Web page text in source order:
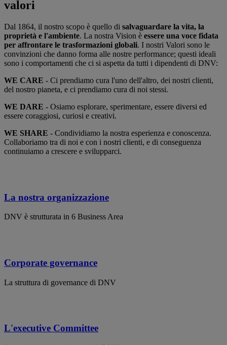
valori
Dal 1864, il nostro scopo è quello di salvaguardare la vita, la
proprietà e l'ambiente. La nostra Vision è essere una voce fidata
per affrontare le trasformazioni globali. I nostri Valori sono le
convinzioni che danno forma alle nostre performance; questi ideali
sono i comportamenti che ci si aspetta da tutti i dipendenti di DNV:
WE CARE - Ci prendiamo cura l'uno dell'altro, dei nostri clienti,
del nostro pianeta, e ci prendiamo cura di noi stessi.
WE DARE - Osiamo esplorare, sperimentare, essere diversi ed
essere coraggiosi, curiosi e creativi.
WE SHARE - Condividiamo la nostra esperienza e conoscenza.
Collaboriamo tra di noi e con i nostri clienti, e di conseguenza
continuiamo a crescere e svilupparci.
La nostra organizzazione
DNV è strutturata in 6 Business Area
Corporate governance
La struttura di governance di DNV
L'executive Committee